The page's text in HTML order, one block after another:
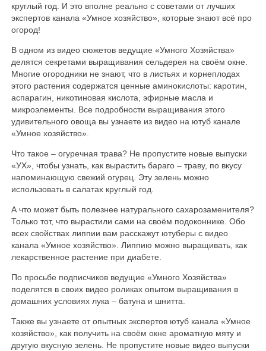
круглый год. И это вполне реально с советами от лучших
экспертов канала «Умное хозяйство», которые знают всё про
огород!
В одном из видео сюжетов ведущие «Умного Хозяйства»
делятся секретами выращивания сельдерея на своём окне.
Многие огородники не знают, что в листьях и корнеплодах
этого растения содержатся ценные аминокислоты: каротин,
аспарагин, никотиновая кислота, эфирные масла и
микроэлементы. Все подробности выращивания этого
удивительного овоща вы узнаете из видео на ютуб канале
«Умное хозяйство».
Что такое – огуречная трава? Не пропустите новые выпуски
«УХ», чтобы узнать, как вырастить бараго – траву, по вкусу
напоминающую свежий огурец. Эту зелень можно
использовать в салатах круглый год.
А что может быть полезнее натурального сахарозаменителя?
Только тот, что вырастили сами на своём подоконнике. Обо
всех свойствах липпии вам расскажут ютуберы с видео
канала «Умное хозяйство». Липпию можно выращивать, как
лекарственное растение при диабете.
По просьбе подписчиков ведущие «Умного Хозяйства»
поделятся в своих видео роликах опытом выращивания в
домашних условиях лука – батуна и шнитта.
Также вы узнаете от опытных экспертов ютуб канала «Умное
хозяйство», как получить на своём окне ароматную мяту и
другую вкусную зелень. Не пропустите новые видео выпуски